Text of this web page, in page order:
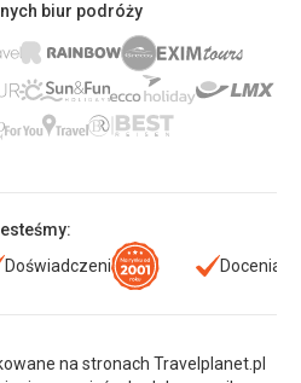
biur podróży
Doświadczeni Doceniani
na stronach Travelplanet.pl